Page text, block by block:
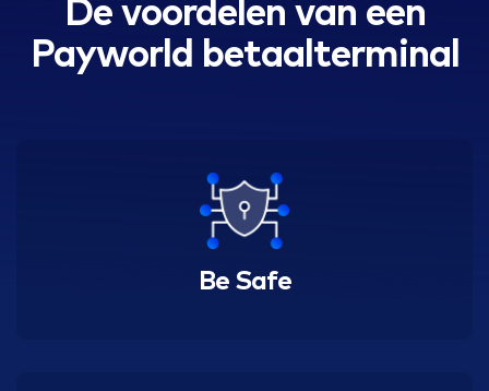
De voordelen van een
Payworld betaalterminal
Be Safe